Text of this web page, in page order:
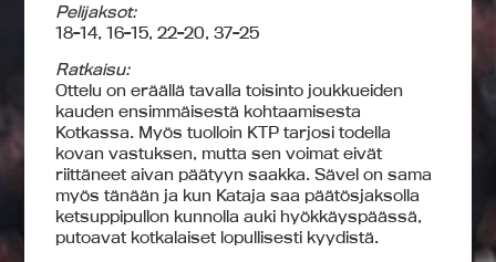
Pelijaksot:
18-14, 16-15, 22-20, 37-25
Ratkaisu:
Ottelu on eräällä tavalla toisinto joukkueiden
kauden ensimmäisestä kohtaamisesta
Kotkassa. Myös tuolloin KTP tarjosi todella
kovan vastuksen, mutta sen voimat eivät
riittäneet aivan päätyyn saakka. Sävel on sama
myös tänään ja kun Kataja saa päätösjaksolla
ketsuppipullon kunnolla auki hyökkäyspäässä,
putoavat kotkalaiset lopullisesti kyydistä.